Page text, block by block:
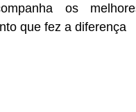
os
que fez a diferença